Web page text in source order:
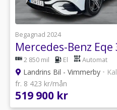
Begagnad 2024
2 850 mil El Automat
Landrins Bil - Vimmerby •
fr. 8 423 kr/mån
519 900 kr